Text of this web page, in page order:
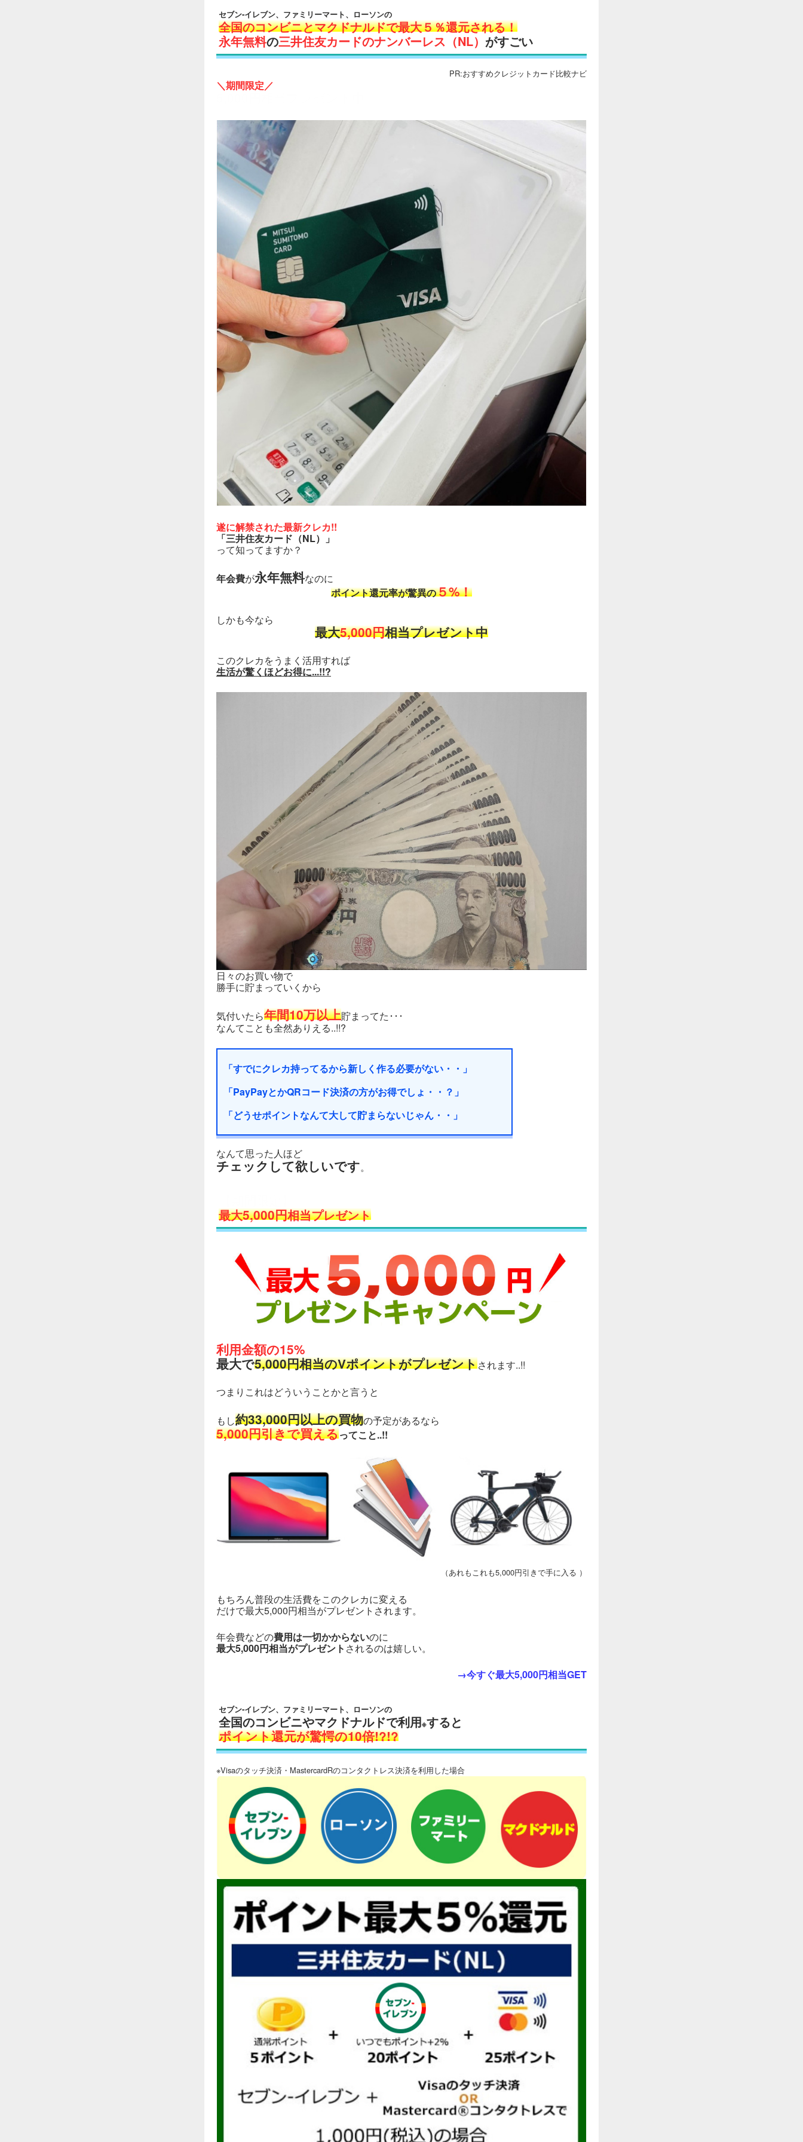
セブン-イレブン、ファミリーマート、ローソンの
全国のコンビニとマクドナルドで最大５％還元される！
永年無料の三井住友カードのナンバーレス（NL） がすごい
PR:おすすめクレジットカード比較ナビ
＼期間限定／
遂に解禁された最新クレカ!!
「三井住友カード（NL）」
って知ってますか？
年会費が永年無料なのに
ポイント還元率が驚異の５%！
しかも今なら
最大5,000円相当プレゼント中
このクレカをうまく活用すれば
生活が驚くほどお得に...!!?
日々のお買い物で
勝手に貯まっていくから
気付いたら年間10万以上貯まってた･･･
なんてことも全然ありえる..!!?
「すでにクレカ持ってるから新しく作る必要がない・・」
「PayPayとかQRコード決済の方がお得でしょ・・？」
「どうせポイントなんて大して貯まらないじゃん・・」
なんて思った人ほど
チェックして欲しいです。
最大5,000円相当プレゼント
利用金額の15%
最大で5,000円相当のVポイントがプレゼントされます..!!
つまりこれはどういうことかと言うと
もし約33,000円以上の買物の予定があるなら
5,000円引きで買えるってこと..!!
（あれもこれも5,000円引きで手に入る ）
もちろん普段の生活費をこのクレカに変える
だけで最大5,000円相当がプレゼントされます。
年会費などの費用は一切かからないのに
最大5,000円相当がプレゼント されるのは嬉しい。
→今すぐ最大5,000円相当GET
セブン-イレブン、ファミリーマート、ローソンの
全国のコンビニやマクドナルドで利用※すると
ポイント還元が驚愕の10倍!?!?
※Visaのタッチ決済・MastercardRのコンタクトレス決済を利用した場合